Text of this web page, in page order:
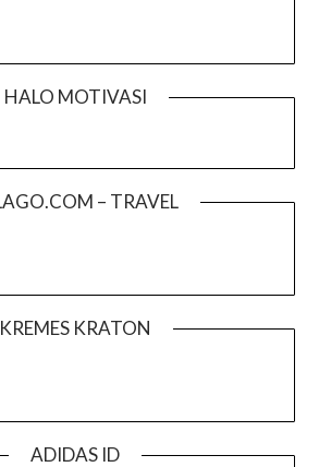
HALO MOTIVASI
– TRAVEL
KREMES KRATON
ADIDAS ID